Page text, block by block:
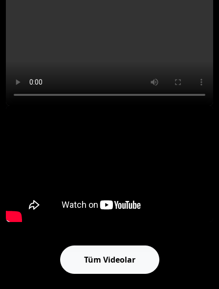
Tüm Videolar